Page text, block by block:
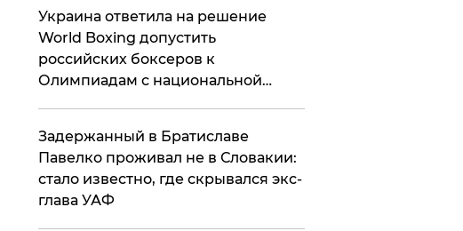
Украина ответила на решение
World Boxing допустить
российских боксеров к
Олимпиадам с национальной
Задержанный в Братиславе
Павелко проживал не в Словакии:
стало известно, где скрывался экс-
глава УАФ